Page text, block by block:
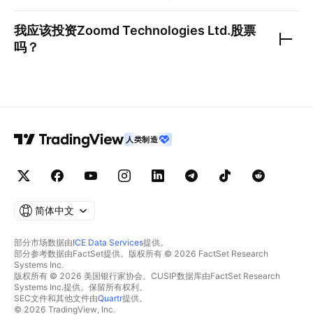
我应该投资Zoomd Technologies Ltd.股票
吗？
人类制造
简体中文
部分市场数据由ICE Data Services提供。
部分参考数据由FactSet提供。版权所有 © 2026 FactSet Research
Systems Inc.
版权所有 © 2026 美国银行家协会。CUSIP数据库由FactSet Research
Systems Inc.提供。保留所有权利。
SEC文件和其他文件由Quartr提供。
© 2026 TradingView, Inc.